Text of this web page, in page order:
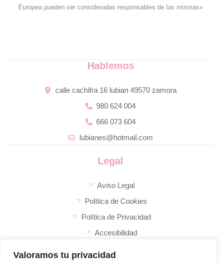
Valoramos tu privacidad
Europea pueden ser consideradas responsables de las mismas»
Legal
Aviso Legal
Política de Cookies
Política de Privacidad
Accesibilidad
Hablemos
calle cachifra 16 lubian 49570 zamora
980 624 004
666 073 604
lubianes@hotmail.com